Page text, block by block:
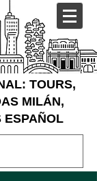
TOURS,
MILÁN,
ESPAÑOL